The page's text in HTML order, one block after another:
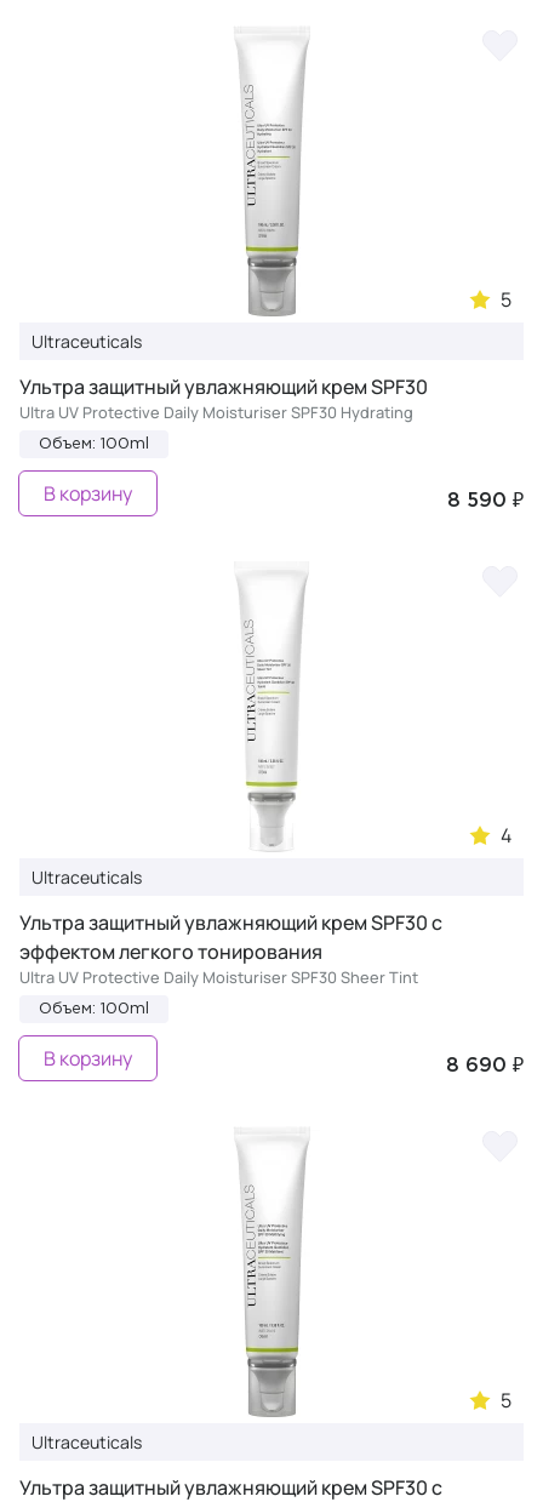
5
Ultraceuticals
Ультра защитный увлажняющий крем SPF30
Ultra UV Protective Daily Moisturiser SPF30 Hydrating
Объем: 100ml
8 590 ₽
В корзину
4
Ultraceuticals
Ультра защитный увлажняющий крем SPF30 с
эффектом легкого тонирования
Ultra UV Protective Daily Moisturiser SPF30 Sheer Tint
Объем: 100ml
8 690 ₽
В корзину
5
Ultraceuticals
Ультра защитный увлажняющий крем SPF30 с